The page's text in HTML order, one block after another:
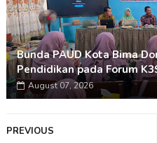
Bunda PAUD Kota Bima
Pendidikan pada Forum
August 07, 2026
PREVIOUS